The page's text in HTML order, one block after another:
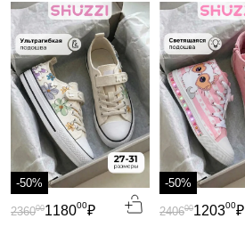
-50%
118000₽
236000
-50%
120300₽
240600